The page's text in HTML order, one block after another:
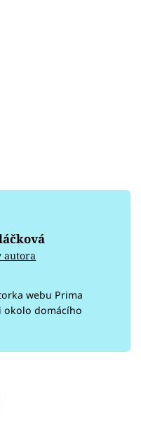
autora
webu Prima
okolo domácího